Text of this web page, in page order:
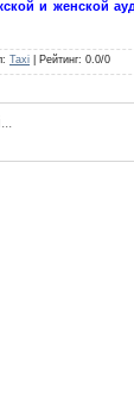
и женской
: Taxi Рейтинг: 0.0/0